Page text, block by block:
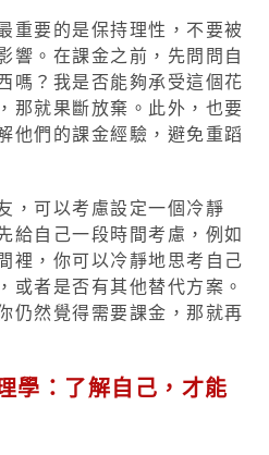
重要的是保持理性，不要被
響。在課金之前，先問問自
嗎？我是否能夠承受這個花
那就果斷放棄。此外，也要
他們的課金經驗，避免重蹈
，可以考慮設定一個冷靜
給自己一段時間考慮，例如
裡，你可以冷靜地思考自己
或者是否有其他替代方案。
仍然覺得需要課金，那就再
學：了解自己，才能